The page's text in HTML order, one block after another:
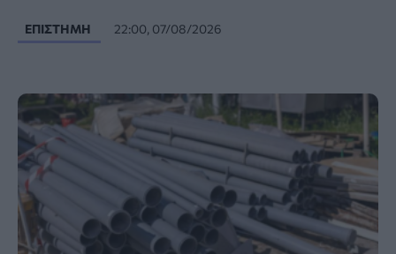
ΕΠΙΣΤΉΜΗ 22:00, 07/08/2026